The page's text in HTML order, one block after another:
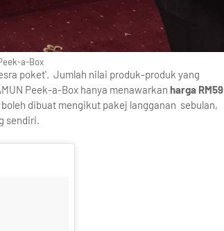
a-Box
poket'. Jumlah nilai produk-produk yang
Peek-a-Box hanya menawarkan harga RM59
dibuat mengikut pakej langganan sebulan,
sendiri.